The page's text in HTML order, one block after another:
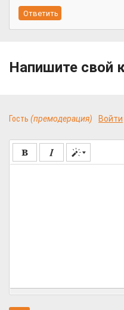
Напишите свой
Гость (премодерация) Войти